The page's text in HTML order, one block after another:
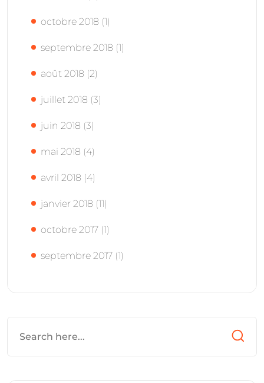
octobre 2018 (1)
septembre 2018 (1)
août 2018 (2)
juillet 2018 (3)
juin 2018 (3)
mai 2018 (4)
avril 2018 (4)
janvier 2018 (11)
octobre 2017 (1)
septembre 2017 (1)